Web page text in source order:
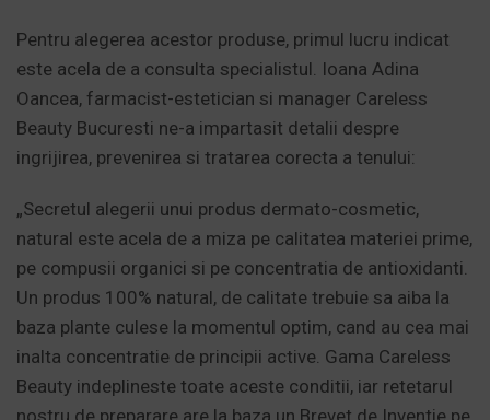
Pentru alegerea acestor produse, primul lucru indicat
este acela de a consulta specialistul. Ioana Adina
Oancea, farmacist-estetician si manager Careless
Beauty Bucuresti ne-a impartasit detalii despre
ingrijirea, prevenirea si tratarea corecta a tenului:
„Secretul alegerii unui produs dermato-cosmetic,
natural este acela de a miza pe calitatea materiei prime,
pe compusii organici si pe concentratia de antioxidanti.
Un produs 100% natural, de calitate trebuie sa aiba la
baza plante culese la momentul optim, cand au cea mai
inalta concentratie de principii active. Gama Careless
Beauty indeplineste toate aceste conditii, iar retetarul
nostru de preparare are la baza un Brevet de Inventie pe